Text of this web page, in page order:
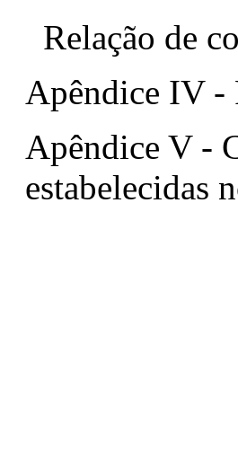
Relação de
Apêndice IV -
Apêndice V -
estabelecidas